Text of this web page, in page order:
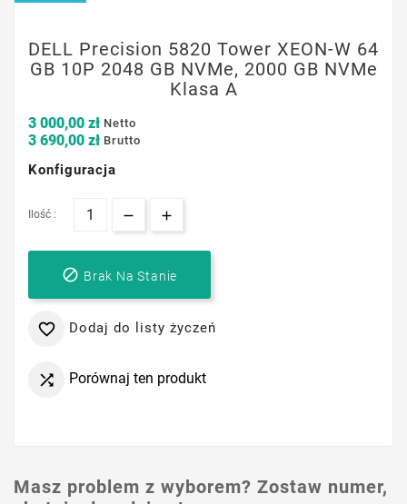
DELL Precision 5820 Tower XEON-W 64
GB 10P 2048 GB NVMe, 2000 GB NVMe
Klasa A
3 000,00 zł Netto
3 690,00 zł Brutto
Konfiguracja
Ilość :
 Brak Na Stanie
 Dodaj do listy życzeń
 Porównaj ten produkt
Masz problem z wyborem? Zostaw numer,